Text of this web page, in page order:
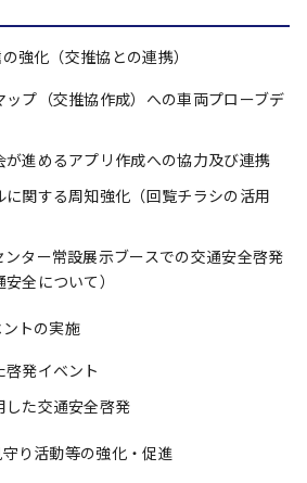
強化（交推協との連携）
プ（交推協作成）への車両プローブデ
が進めるアプリ作成への協力及び連携
に関する周知強化（回覧チラシの活用
ター常設展示ブースでの交通安全啓発
全について）
ントの実施
発イベント
た交通安全啓発
守り活動等の強化・促進